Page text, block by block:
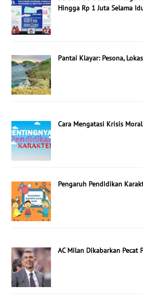
Hingga Rp 1 Juta Selama
Pantai Klayar: Pesona,
Cara Mengatasi Krisis
Pengaruh Pendidikan
AC Milan Dikabarkan Pecat